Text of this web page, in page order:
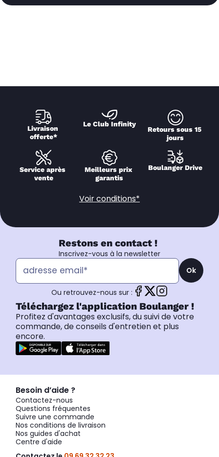
Livraison
offerte*
Le Club Infinity
Retours sous 15
jours
Service après
vente
Meilleurs prix
garantis
Boulanger Drive
Voir conditions*
Restons en contact !
Inscrivez-vous à la newsletter
Ok
Ou retrouvez-nous sur :
Téléchargez l'application Boulanger !
Profitez d'avantages exclusifs, du suivi de votre
commande, de conseils d'entretien et plus
encore.
Besoin d’aide ?
Contactez-nous
Questions fréquentes
Suivre une commande
Nos conditions de livraison
Nos guides d'achat
Centre d'aide